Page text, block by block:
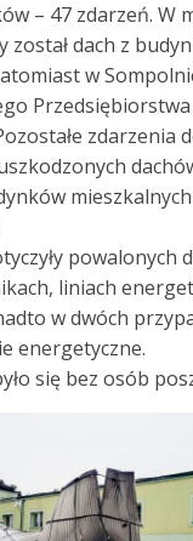
– 47 zdarzeń. W
został dach z
w
Przedsiębiorstwa
zdarzenia
powalonych
liniach
w dwóch
energetyczne.
się bez osób